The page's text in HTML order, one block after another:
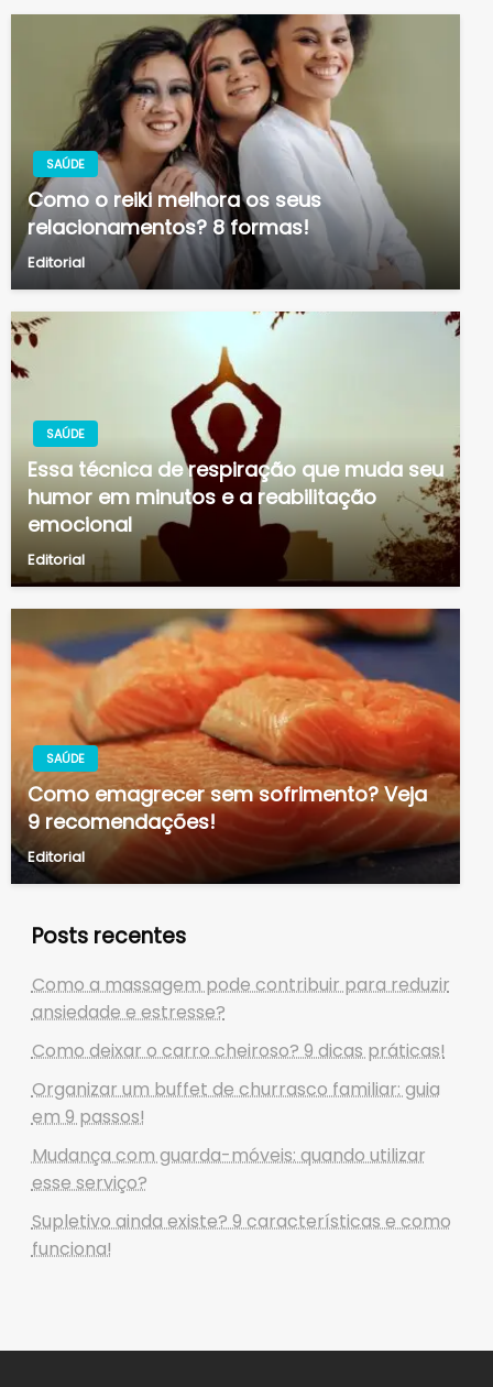
SAÚDE
Como o reiki melhora os seus
relacionamentos? 8 formas!
Editorial
SAÚDE
Essa técnica de respiração que muda seu
humor em minutos e a reabilitação
emocional
Editorial
SAÚDE
Como emagrecer sem sofrimento? Veja
9 recomendações!
Editorial
Posts recentes
Como a massagem pode contribuir para reduzir
ansiedade e estresse?
Como deixar o carro cheiroso? 9 dicas práticas!
Organizar um buffet de churrasco familiar: guia
em 9 passos!
Mudança com guarda-móveis: quando utilizar
esse serviço?
Supletivo ainda existe? 9 características e como
funciona!